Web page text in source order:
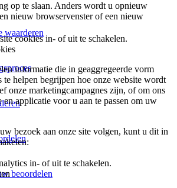
waarderen
beoordelen
op te slaan. Anders wordt u opnieuw
nieuw browservenster of een nieuw
cookies in- of uit te schakelen.
informatie die in geaggregeerde vorm
helpen begrijpen hoe onze website wordt
onze marketingcampagnes zijn, of om ons
en applicatie voor u aan te passen om uw
bezoek aan onze site volgen, kunt u dit in
in- of uit te schakelen.